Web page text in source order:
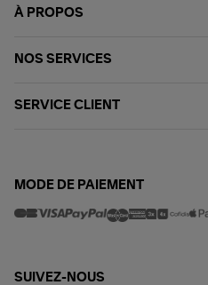
À PROPOS
NOS SERVICES
SERVICE CLIENT
MODE DE PAIEMENT
SUIVEZ-NOUS